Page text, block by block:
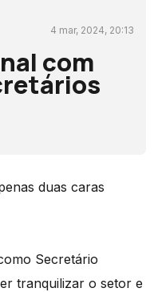
4 mar, 2024, 20:13
com
duas caras
Secretário
tranquilizar o setor e